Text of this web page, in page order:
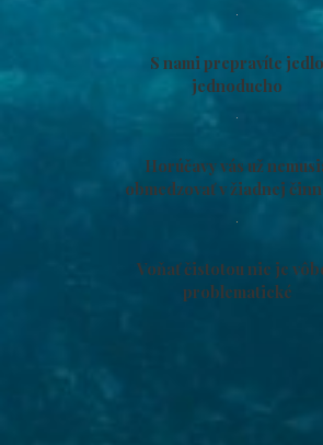
S nami prepravíte jedlo
jednoducho
Horúčavy vás už
obmedzovať v žiadnej
Voňať čistotou nie je
problematické